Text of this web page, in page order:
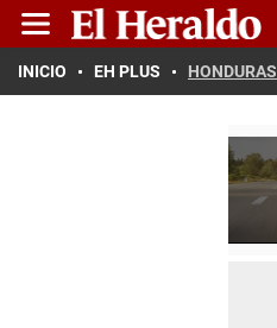
INICIO EH PLUS HONDURAS